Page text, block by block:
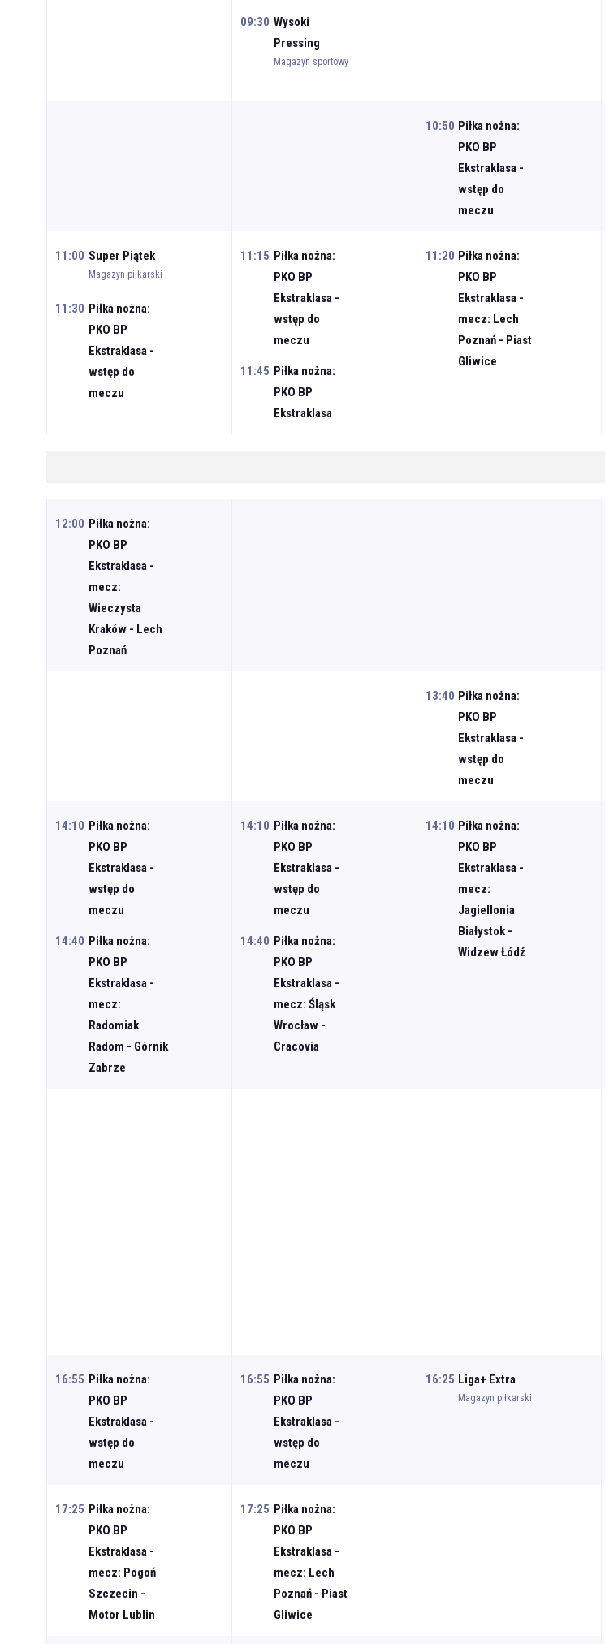
09:30 Wysoki
Pressing
Magazyn sportowy
10:50 Piłka nożna:
PKO BP
Ekstraklasa -
wstęp do
meczu
11:00 Super Piątek
Magazyn piłkarski
11:30 Piłka nożna:
PKO BP
Ekstraklasa -
wstęp do
meczu
11:15 Piłka nożna:
PKO BP
Ekstraklasa -
wstęp do
meczu
11:45 Piłka nożna:
PKO BP
Ekstraklasa
11:20 Piłka nożna:
PKO BP
Ekstraklasa -
mecz: Lech
Poznań - Piast
Gliwice
12:00 Piłka nożna:
PKO BP
Ekstraklasa -
mecz:
Wieczysta
Kraków - Lech
Poznań
13:40 Piłka nożna:
PKO BP
Ekstraklasa -
wstęp do
meczu
14:10 Piłka nożna:
PKO BP
Ekstraklasa -
wstęp do
meczu
14:40 Piłka nożna:
PKO BP
Ekstraklasa -
mecz:
Radomiak
Radom - Górnik
Zabrze
14:10 Piłka nożna:
PKO BP
Ekstraklasa -
wstęp do
meczu
14:40 Piłka nożna:
PKO BP
Ekstraklasa -
mecz: Śląsk
Wrocław -
Cracovia
14:10 Piłka nożna:
PKO BP
Ekstraklasa -
mecz:
Jagiellonia
Białystok -
Widzew Łódź
16:55 Piłka nożna:
PKO BP
Ekstraklasa -
wstęp do
meczu
16:55 Piłka nożna:
PKO BP
Ekstraklasa -
wstęp do
meczu
16:25 Liga+ Extra
Magazyn piłkarski
17:25 Piłka nożna:
PKO BP
Ekstraklasa -
mecz: Pogoń
Szczecin -
Motor Lublin
17:25 Piłka nożna:
PKO BP
Ekstraklasa -
mecz: Lech
Poznań - Piast
Gliwice